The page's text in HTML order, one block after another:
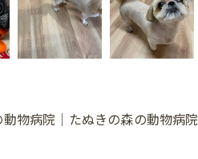
物病院｜たぬきの森の動物病院